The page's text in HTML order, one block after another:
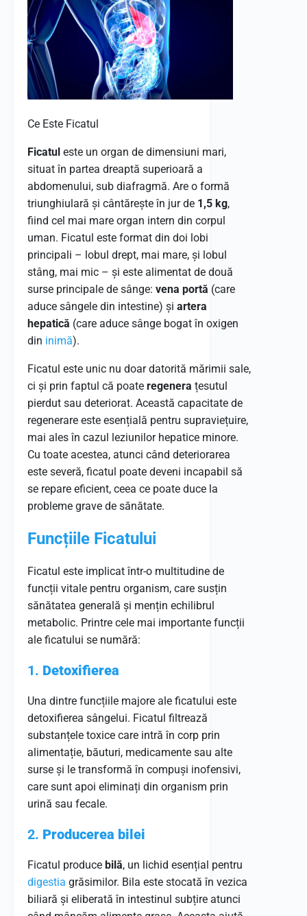
Ce Este Ficatul
Ficatul este un organ de dimensiuni mari,
situat în partea dreaptă superioară a
abdomenului, sub diafragmă. Are o formă
triunghiulară și cântărește în jur de 1,5 kg,
fiind cel mai mare organ intern din corpul
uman. Ficatul este format din doi lobi
principali – lobul drept, mai mare, și lobul
stâng, mai mic – și este alimentat de două
surse principale de sânge: vena portă (care
aduce sângele din intestine) și artera
hepatică (care aduce sânge bogat în oxigen
din inimă).
Ficatul este unic nu doar datorită mărimii sale,
ci și prin faptul că poate regenera țesutul
pierdut sau deteriorat. Această capacitate de
regenerare este esențială pentru supraviețuire,
mai ales în cazul leziunilor hepatice minore.
Cu toate acestea, atunci când deteriorarea
este severă, ficatul poate deveni incapabil să
se repare eficient, ceea ce poate duce la
probleme grave de sănătate.
Funcțiile Ficatului
Ficatul este implicat într-o multitudine de
funcții vitale pentru organism, care susțin
sănătatea generală și mențin echilibrul
metabolic. Printre cele mai importante funcții
ale ficatului se numără:
1. Detoxifierea
Una dintre funcțiile majore ale ficatului este
detoxifierea sângelui. Ficatul filtrează
substanțele toxice care intră în corp prin
alimentație, băuturi, medicamente sau alte
surse și le transformă în compuși inofensivi,
care sunt apoi eliminați din organism prin
urină sau fecale.
2. Producerea bilei
Ficatul produce bilă, un lichid esențial pentru
digestia grăsimilor. Bila este stocată în vezica
biliară și eliberată în intestinul subțire atunci